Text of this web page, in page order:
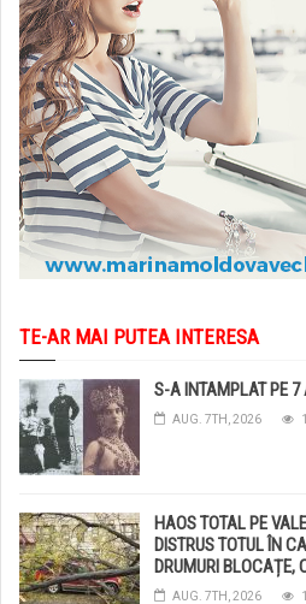
TE-AR MAI PUTEA INTERESA
S-A INTAMPLAT PE 7
AUG. 7TH, 2026
HAOS TOTAL PE
DISTRUS TOTUL ÎN
DRUMURI BLOCAȚE,
DISTRUSE DE
AUG. 7TH, 2026